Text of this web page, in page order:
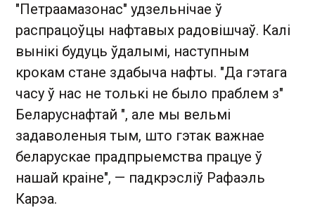
"Петраамазонас" удзельнічае ў
распрацоўцы нафтавых радовішчаў. Калі
вынікі будуць ўдалымі, наступным
крокам стане здабыча нафты. "Да гэтага
часу ў нас не толькі не было праблем з"
Беларуснафтай ", але мы вельмі
задаволеныя тым, што гэтак важнае
беларускае прадпрыемства працуе ў
нашай краіне", — падкрэсліў Рафаэль
Карэа.